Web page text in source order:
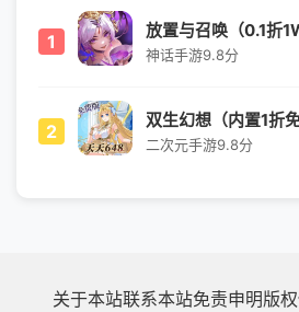
1 放置与召唤（0.1折
神话手游9.8分
2 双生幻想（内置1折免
二次元手游9.8分
关于本站联系本站免责申明版